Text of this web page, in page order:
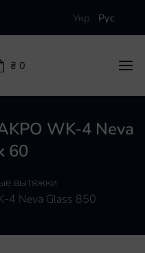
Укр Рус
₴ 0
вытяжки
WK-4 Neva
60
вытяжки
4 Neva Glass 850